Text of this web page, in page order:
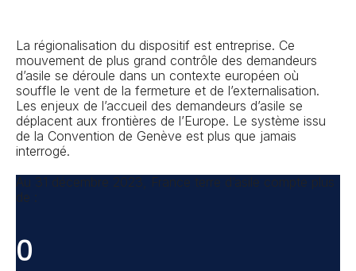
La régionalisation du dispositif est entreprise. Ce
mouvement de plus grand contrôle des demandeurs
d’asile se déroule dans un contexte européen où
souffle le vent de la fermeture et de l’externalisation.
Les enjeux de l’accueil des demandeurs d’asile se
déplacent aux frontières de l’Europe. Le système issu
de la Convention de Genève est plus que jamais
interrogé.
Au 31 décembre 2023, France terre d’asile compte plus
de :
0